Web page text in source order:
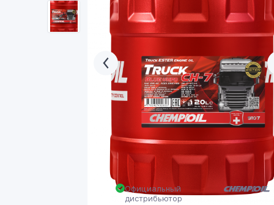
Официальный
дистрибьютор